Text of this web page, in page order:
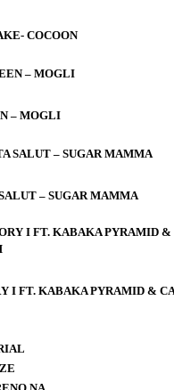
COCOON
– MOGLI
– SUGAR MAMMA
I FT. KABAKA PYRAMID &